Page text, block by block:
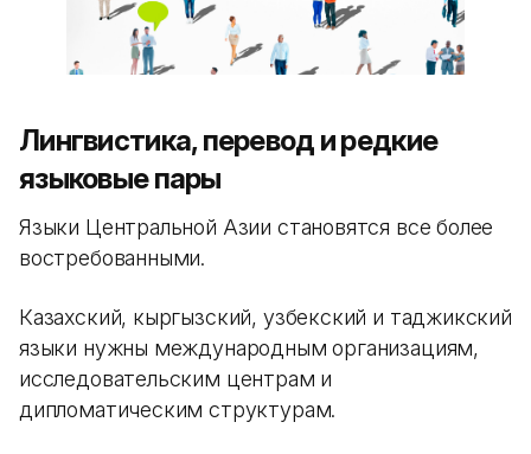
Лингвистика, перевод и редкие
языковые пары
Языки Центральной Азии становятся все более
востребованными.
Казахский, кыргызский, узбекский и таджикский
языки нужны международным организациям,
исследовательским центрам и
дипломатическим структурам.